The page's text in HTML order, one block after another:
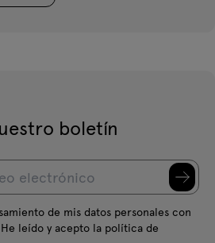
boletín
de mis datos personales con
leído y acepto la política de